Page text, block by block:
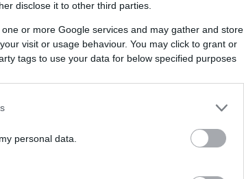
disclose it to other third parties.
or more Google services and may gather and store
visit or usage behaviour. You may click to grant or
tags to use your data for below specified purposes
personal data.